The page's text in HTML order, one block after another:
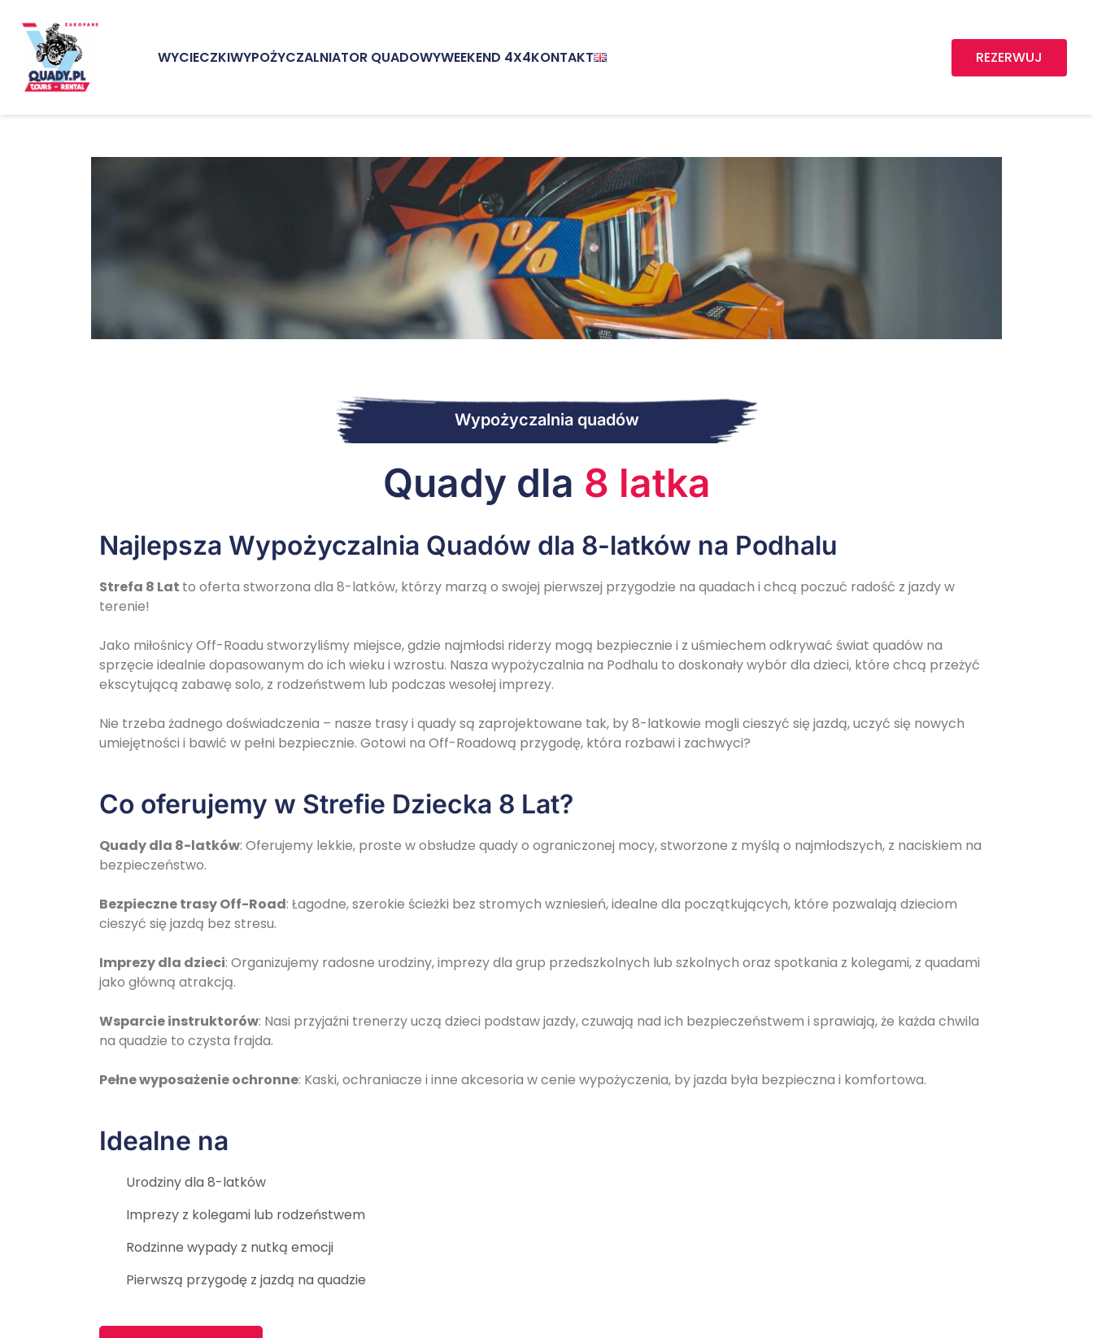
WYCIECZKIWYPOŻYCZALNIATOR QUADOWYWEEKEND 4X4KONTAKT REZERWUJ
Wypożyczalnia quadów
Quady dla 8 latka
Najlepsza Wypożyczalnia Quadów dla 8-latków na Podhalu
Strefa 8 Lat to oferta stworzona dla 8-latków, którzy marzą o swojej pierwszej przygodzie na quadach i chcą poczuć radość z jazdy w
terenie!
Jako miłośnicy Off-Roadu stworzyliśmy miejsce, gdzie najmłodsi riderzy mogą bezpiecznie i z uśmiechem odkrywać świat quadów na
sprzęcie idealnie dopasowanym do ich wieku i wzrostu. Nasza wypożyczalnia na Podhalu to doskonały wybór dla dzieci, które chcą przeżyć
ekscytującą zabawę solo, z rodzeństwem lub podczas wesołej imprezy.
Nie trzeba żadnego doświadczenia – nasze trasy i quady są zaprojektowane tak, by 8-latkowie mogli cieszyć się jazdą, uczyć się nowych
umiejętności i bawić w pełni bezpiecznie. Gotowi na Off-Roadową przygodę, która rozbawi i zachwyci?
Co oferujemy w Strefie Dziecka 8 Lat?
Quady dla 8-latków: Oferujemy lekkie, proste w obsłudze quady o ograniczonej mocy, stworzone z myślą o najmłodszych, z naciskiem na
bezpieczeństwo.
Bezpieczne trasy Off-Road: Łagodne, szerokie ścieżki bez stromych wzniesień, idealne dla początkujących, które pozwalają dzieciom
cieszyć się jazdą bez stresu.
Imprezy dla dzieci: Organizujemy radosne urodziny, imprezy dla grup przedszkolnych lub szkolnych oraz spotkania z kolegami, z quadami
jako główną atrakcją.
Wsparcie instruktorów: Nasi przyjaźni trenerzy uczą dzieci podstaw jazdy, czuwają nad ich bezpieczeństwem i sprawiają, że każda chwila
na quadzie to czysta frajda.
Pełne wyposażenie ochronne: Kaski, ochraniacze i inne akcesoria w cenie wypożyczenia, by jazda była bezpieczna i komfortowa.
Idealne na
Urodziny dla 8-latków
Imprezy z kolegami lub rodzeństwem
Rodzinne wypady z nutką emocji
Pierwszą przygodę z jazdą na quadzie